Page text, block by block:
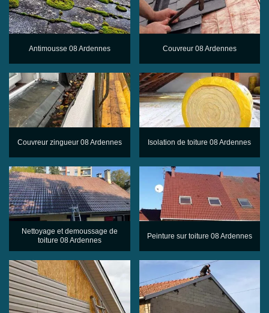
Antimousse 08 Ardennes Couvreur 08 Ardennes
Couvreur zingueur 08 Ardennes Isolation de toiture 08 Ardennes
Nettoyage et demoussage de
toiture 08 Ardennes
Peinture sur toiture 08 Ardennes